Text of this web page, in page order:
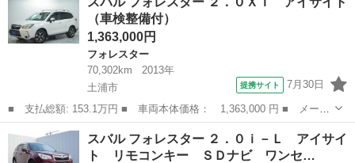
Ｄ２．０ＸＴアイサイト 新品タイヤ／サンルーフ／社外 ＳＤナビ
／衝突安...
（車検整備付）
1,363,000円
フォレスター
70,302km
2013年
土浦市
提携サイト 7月30日
■ 支払総額: 153.1万円 ■ 車両本体価格： 1,363,000 円 ■ メーカ
ー名： スバル ■ 車種名： フォレスター ■ グレード名： ２．
０ＸＴ アイサイト ■ 排気量： 2000cc ■ ドア枚数： 5D ...
土浦市
スバル フォレスター ２．０ｉ－Ｌ アイサイ
ト リモコンキー ＳＤナビ ワンセ…